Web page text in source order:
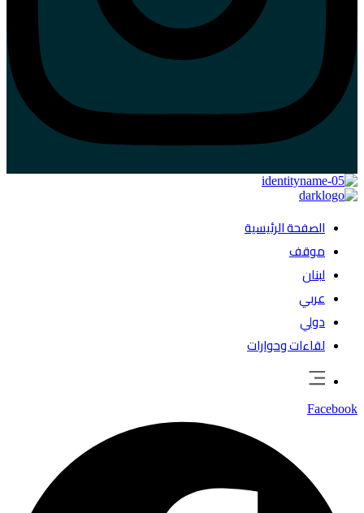
الصفحة الرئيسية
موقف
لبنان
عربي
دولي
لقاءات وحوارات
Facebook